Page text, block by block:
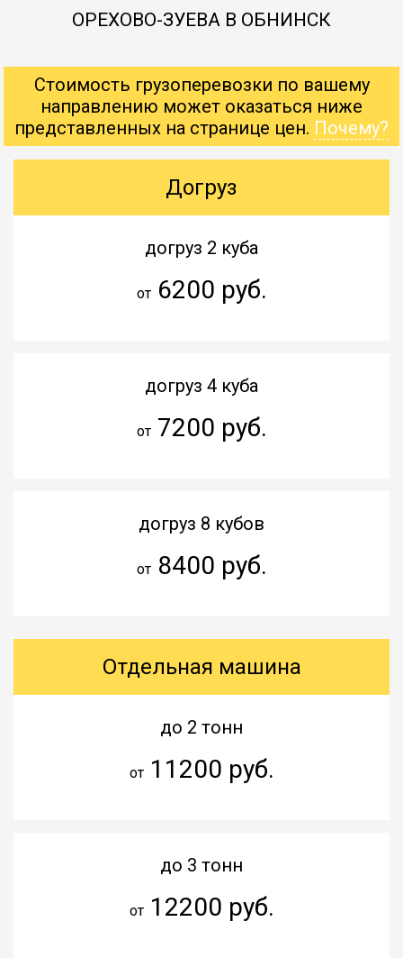
ОРЕХОВО-ЗУЕВА В ОБНИНСК
Стоимость грузоперевозки по вашему
направлению может оказаться ниже
представленных на странице цен. Почему?
Догруз
догруз 2 куба
от6200 руб.
догруз 4 куба
от7200 руб.
догруз 8 кубов
от8400 руб.
Отдельная машина
до 2 тонн
от11200 руб.
до 3 тонн
от12200 руб.